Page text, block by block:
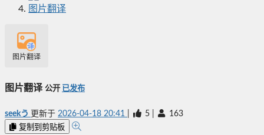
图片翻译
图片翻译
图片翻译 公开 已发布
seekう 更新于 2026-04-18 20:41 5 163
复制到剪贴板